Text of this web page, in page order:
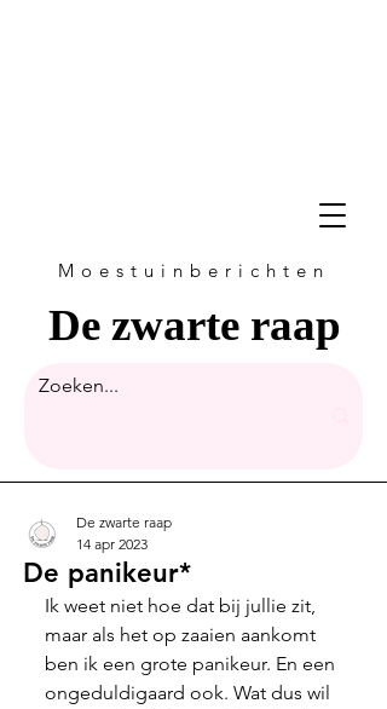
Moestuinberichten
De zwarte raap
De panikeur*
De zwarte raap
14 apr 2023
Ik weet niet hoe dat bij jullie zit,
maar als het op zaaien aankomt
ben ik een grote panikeur. En een
ongeduldigaard ook. Wat dus wil